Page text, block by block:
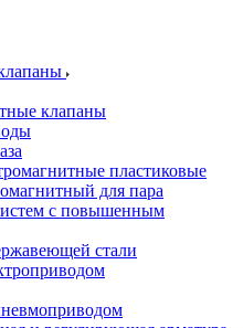
клапаны
пластиковые
для пара
с повышенным
стали